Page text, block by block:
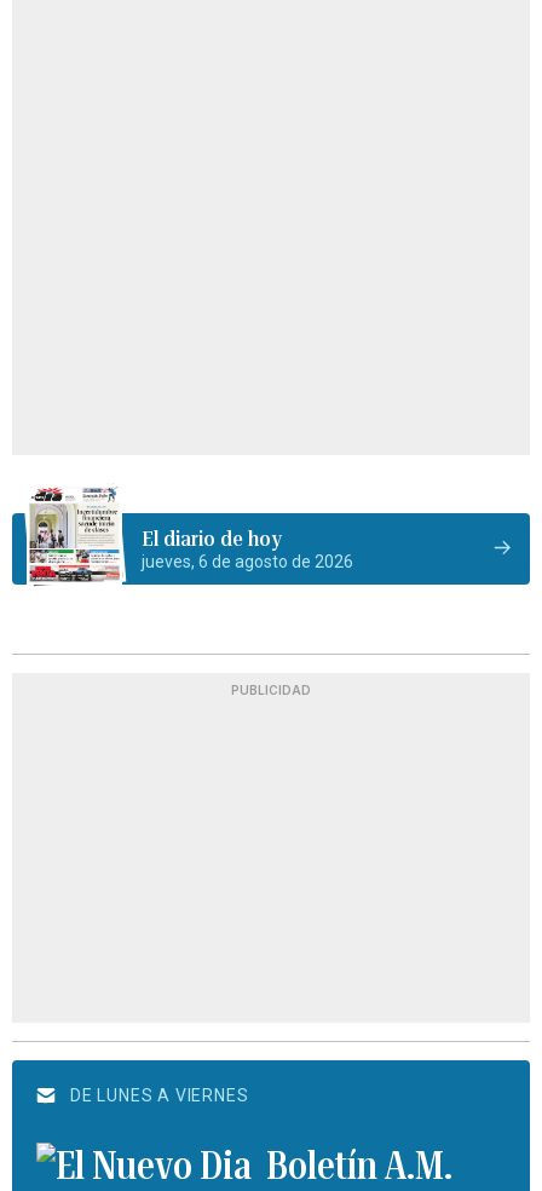
El diario de hoy
jueves, 6 de agosto de 2026
PUBLICIDAD
DE LUNES A VIERNES
Boletín A.M.